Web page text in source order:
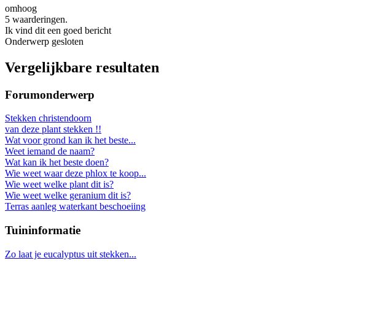
omhoog
5 waarderingen.
Ik vind dit een goed bericht
Onderwerp gesloten
Vergelijkbare resultaten
Forumonderwerp
Stekken christendoorn
van deze plant stekken !!
Wat voor grond kan ik het beste...
Weet iemand de naam?
Wat kan ik het beste doen?
Wie weet waar deze phlox te koop...
Wie weet welke plant dit is?
Wie weet welke geranium dit is?
Terras aanleg waterkant beschoeiing
Tuininformatie
Zo laat je eucalyptus uit stekken...